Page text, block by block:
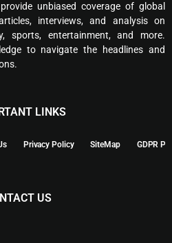
unbiased coverage of global
interviews, and analysis on
sports, entertainment, and more.
to navigate the headlines and
LINKS
Privacy Policy SiteMap GDPR
US